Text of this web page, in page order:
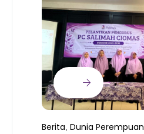
Berita, Dunia Perempuan